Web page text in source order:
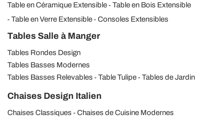
Table en Céramique Extensible
Table en Bois Extensible
Table en Verre Extensible
Consoles Extensibles
Tables Salle à Manger
Tables Rondes Design
Tables Basses Modernes
Tables Basses Relevables
Table Tulipe Tables de Jardin
Chaises Design Italien
Chaises Classiques
Chaises de Cuisine Modernes